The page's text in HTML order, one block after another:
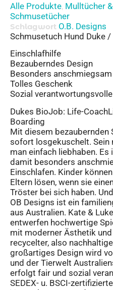
Alle Produkte, Mulltücher
Schmusetücher
Schlagwort O.B. Designs
Schmusetuch Hund Duke /
Einschlafhilfe
Bezauberndes Design
Besonders anschmiegsam
Tolles Geschenk
Sozial
Dukes BioJob: Life-
Boarding
Mit diesem
sofort losgekuschelt. Sein
man einfach liebhaben.
damit besonders
Einschlafen. Kinder
Eltern lösen, wenn sie
Tröster bei sich haben.
OB Designs ist ein
aus Australien. Kate &
entwerfen hochwertige
mit moderner Ästhetik
recycelter, also
großartiges Design wird
und der Tierwelt
erfolgt fair und sozial
SEDEX- u. BSCI-